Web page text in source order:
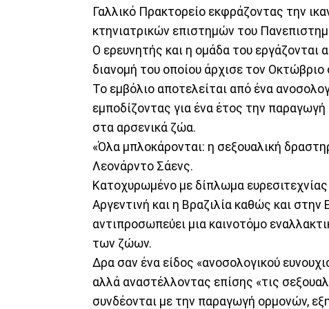
Γαλλικό Πρακτορείο εκφράζοντας την
κτηνιατρικών επιστημών του
Ο ερευνητής και η ομάδα του εργάζονται
διανομή του οποίου άρχισε τον Οκτώβριο
Το εμβόλιο αποτελείται από ένα
εμποδίζοντας για ένα έτος την
στα αρσενικά ζώα.
«Όλα μπλοκάρονται: η σεξουαλική
Λεονάρντο Σάενς.
Κατοχυρωμένο με δίπλωμα
Αργεντινή και η Βραζιλία καθώς και
αντιπροσωπεύει μια καινοτόμο
των ζώων.
Δρα σαν ένα είδος «ανοσολογικού
αλλά αναστέλλοντας επίσης «τις
συνδέονται με την παραγωγή ορμονών,